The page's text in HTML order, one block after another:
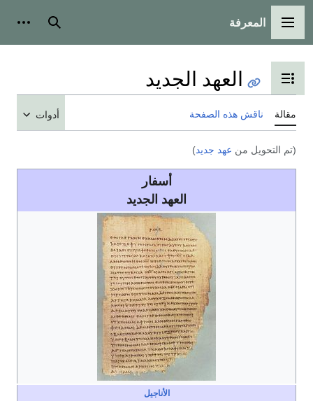
القائمة الرئيسية
المعرفة بحث
تبديل عرض جدول المحتويات
العهد الجديد
مقالة ناقش هذه الصفحة أدوات
(تم التحويل من عهد جديد)
أسفار
العهد الجديد
الأناجيل